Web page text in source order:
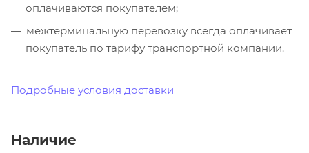
оплачиваются покупателем;
межтерминальную перевозку всегда оплачивает
покупатель по тарифу транспортной компании.
Подробные условия доставки
Наличие